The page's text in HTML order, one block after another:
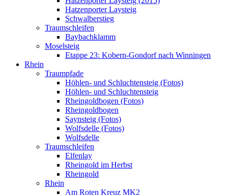
Hatzenporter Laysteig
Schwalberstieg
Traumschleifen
Baybachklamm
Moselsteig
Etappe 23: Kobern-Gondorf nach Winningen
Rhein
Traumpfade
Höhlen- und Schluchtensteig (Fotos)
Höhlen- und Schluchtensteig
Rheingoldbogen (Fotos)
Rheingoldbogen
Saynsteig (Fotos)
Wolfsdelle (Fotos)
Wolfsdelle
Traumschleifen
Elfenlay
Rheingold im Herbst
Rheingold
Rhein
Am Roten Kreuz MK2